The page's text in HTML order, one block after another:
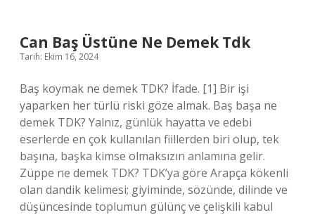
Can Baş Üstüne Ne Demek Tdk
Tarih: Ekim 16, 2024
Baş koymak ne demek TDK? İfade. [1] Bir işi
yaparken her türlü riski göze almak. Baş başa ne
demek TDK? Yalnız, günlük hayatta ve edebi
eserlerde en çok kullanılan fiillerden biri olup, tek
başına, başka kimse olmaksızın anlamına gelir.
Züppe ne demek TDK? TDK’ya göre Arapça kökenli
olan dandik kelimesi; giyiminde, sözünde, dilinde ve
düşüncesinde toplumun gülünç ve çelişkili kabul